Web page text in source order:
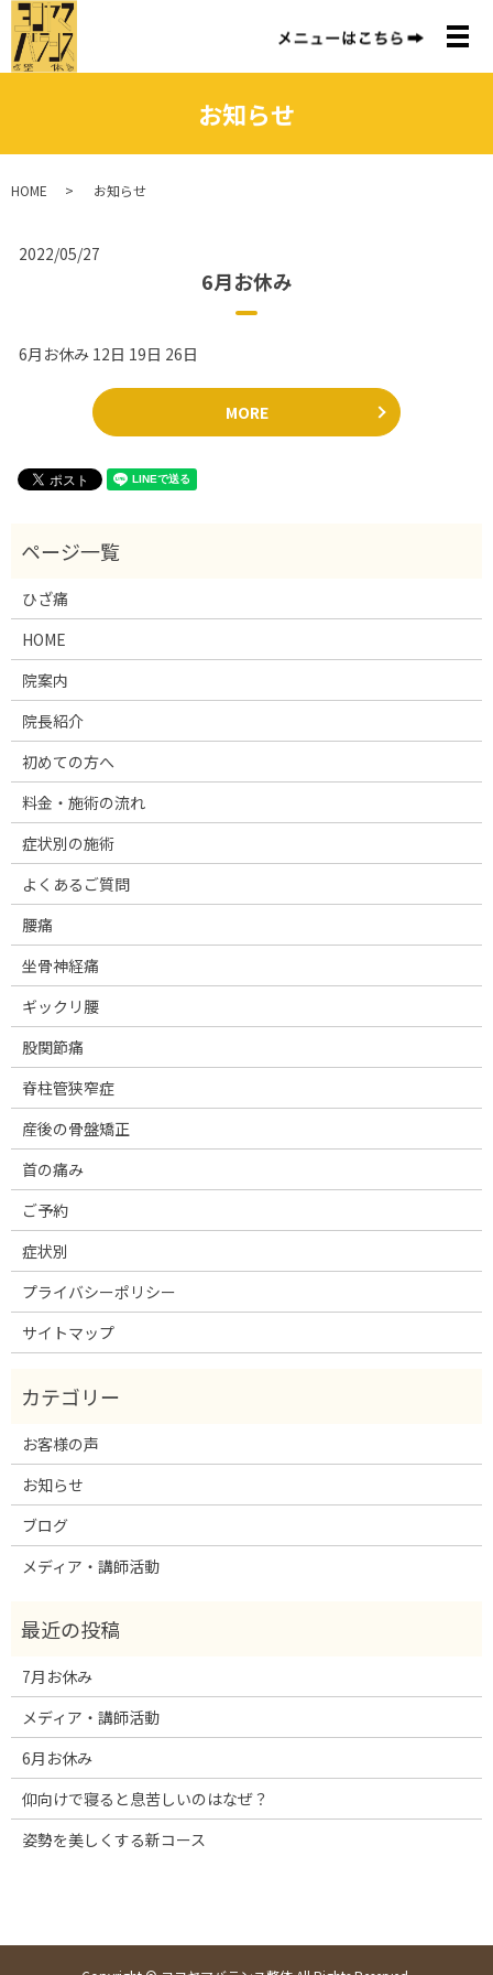
メ
お知らせ
HOME お知らせ
2022/05/27
6月お休み
6月お休み 12日 19日 26日
MORE
ひざ痛
HOME
院案内
院長紹介
初めての方へ
料金・施術の流れ
症状別の施術
よくあるご質問
腰痛
坐骨神経痛
ギックリ腰
股関節痛
脊柱管狭窄症
産後の骨盤矯正
首の痛み
ご予約
症状別
プライバシーポリシー
サイトマップ
お客様の声
お知らせ
ブログ
メディア・講師活動
7月お休み
メディア・講師活動
6月お休み
仰向けで寝ると息苦しいのはなぜ？
姿勢を美しくする新コース